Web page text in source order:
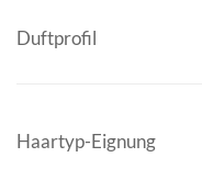
Duftprofil
Haartyp-Eignung